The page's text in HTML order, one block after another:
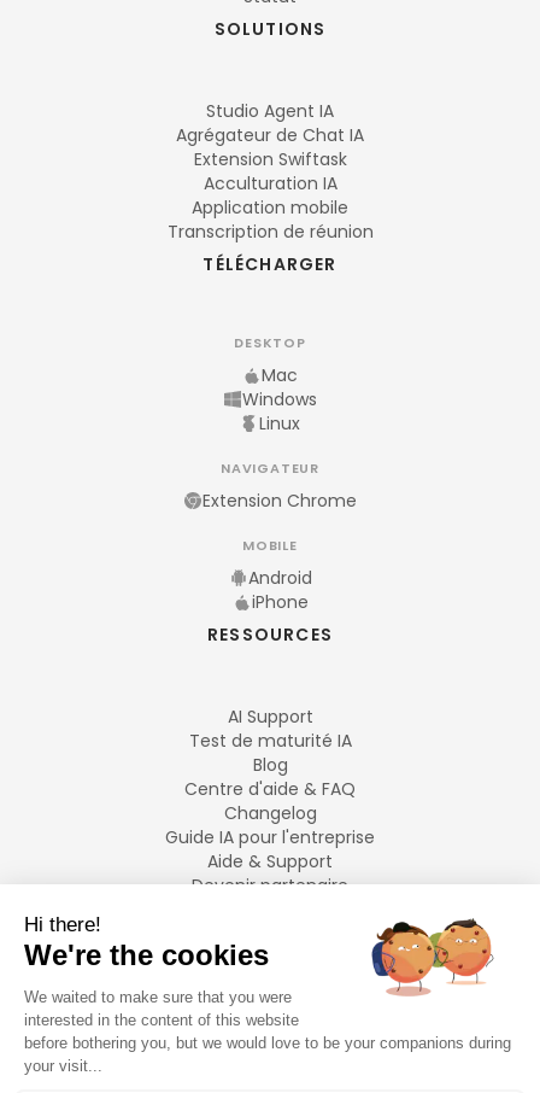
SOLUTIONS
Studio Agent IA
Agrégateur de Chat IA
Extension Swiftask
Acculturation IA
Application mobile
Transcription de réunion
TÉLÉCHARGER
DESKTOP
Mac
Windows
Linux
NAVIGATEUR
Extension Chrome
MOBILE
Android
iPhone
RESSOURCES
AI Support
Test de maturité IA
Blog
Centre d'aide & FAQ
Changelog
Guide IA pour l'entreprise
Aide & Support
Devenir partenaire
LANGUES
Français
English